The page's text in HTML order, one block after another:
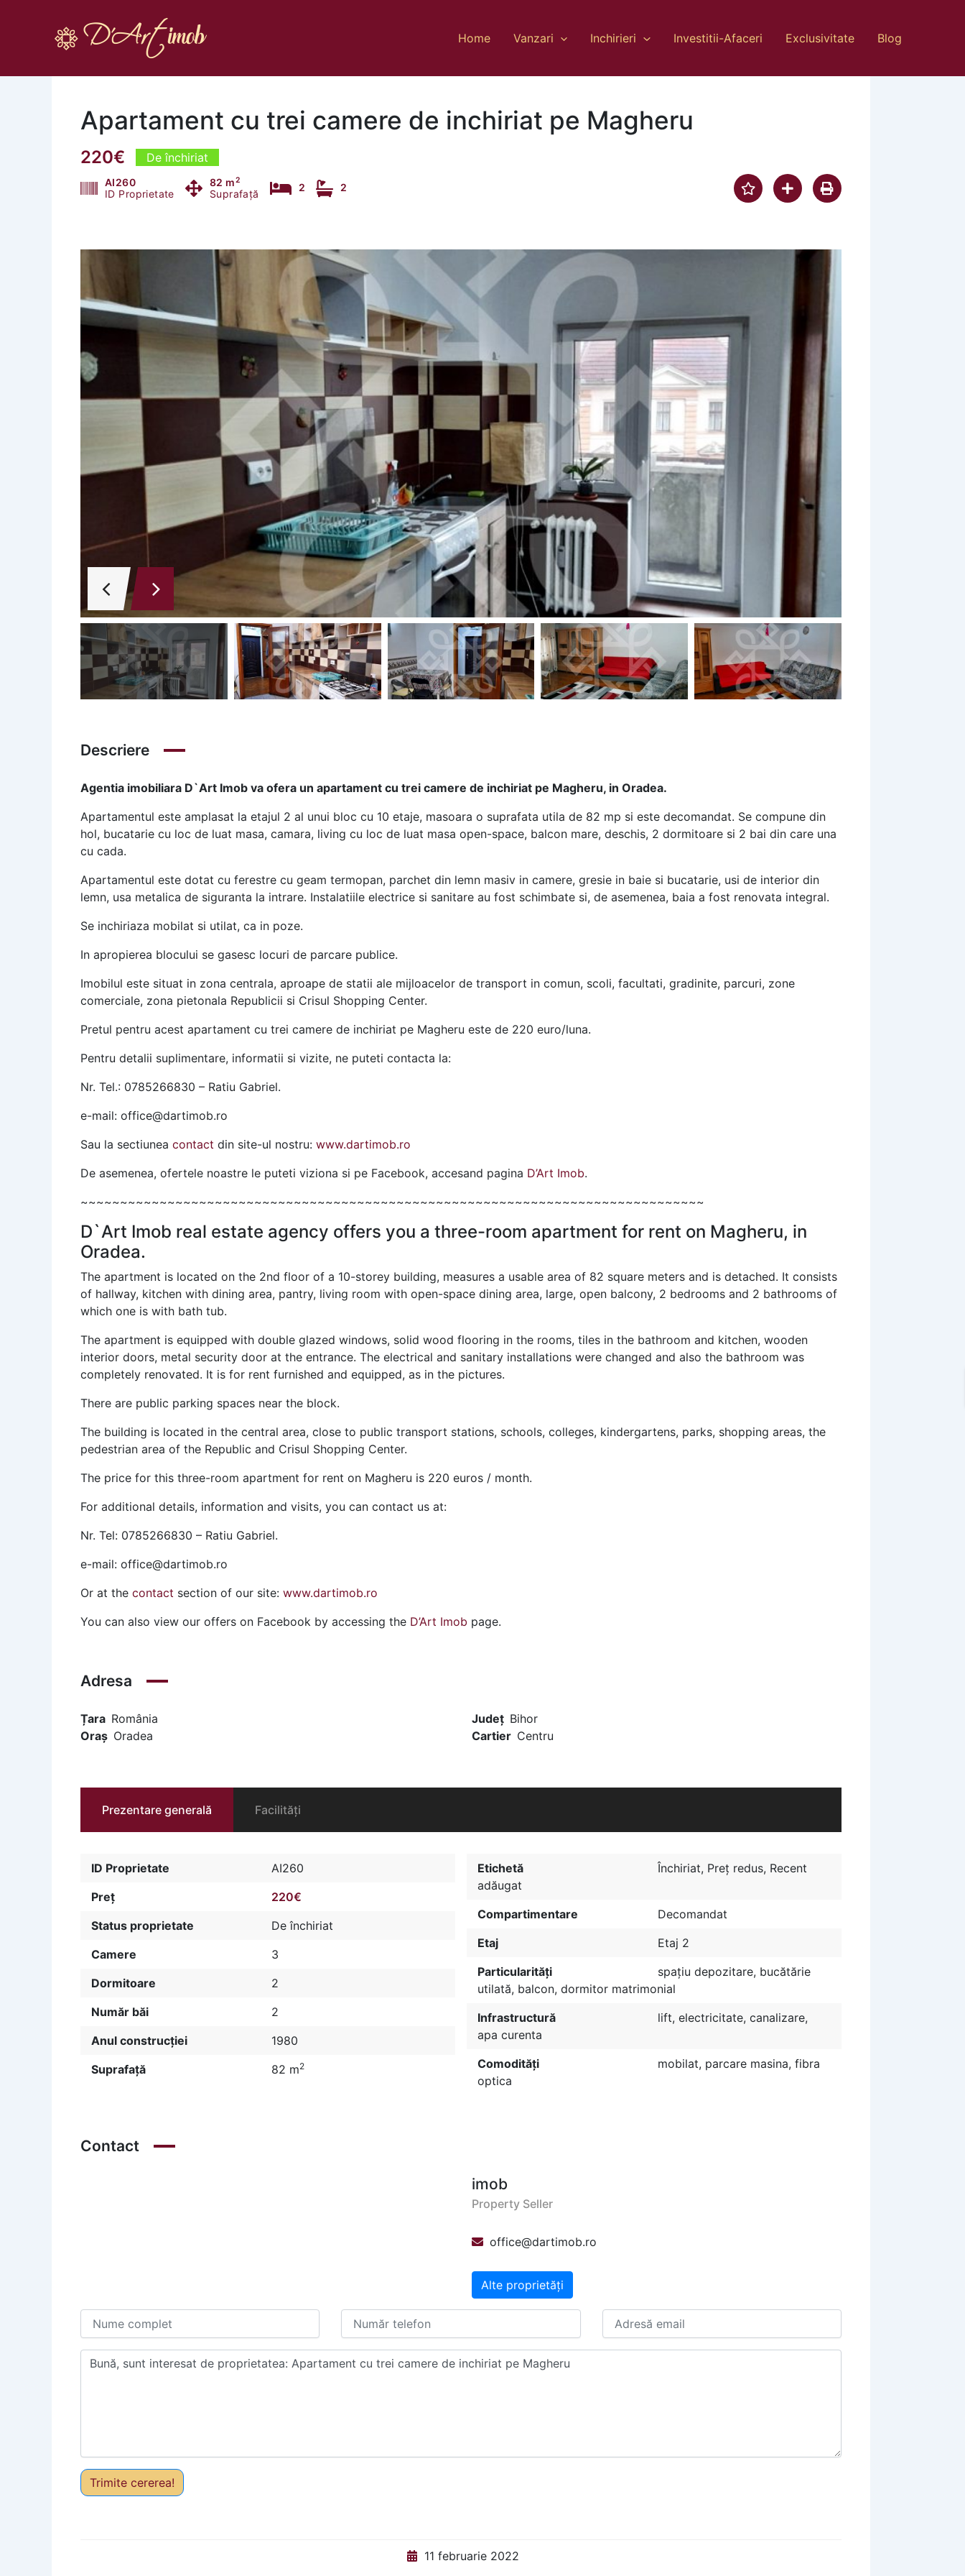
Home Vanzari Inchirieri Investitii-Afaceri Exclusivitate Blog
Apartament cu trei camere de inchiriat pe Magheru
220€ De închiriat
AI260
ID Proprietate
82 m2
Suprafață
2 2
Descriere
Agentia imobiliara D`Art Imob va ofera un apartament cu trei camere de inchiriat pe Magheru, in Oradea.
Apartamentul este amplasat la etajul 2 al unui bloc cu 10 etaje, masoara o suprafata utila de 82 mp si este decomandat. Se compune din
hol, bucatarie cu loc de luat masa, camara, living cu loc de luat masa open-space, balcon mare, deschis, 2 dormitoare si 2 bai din care una
cu cada.
Apartamentul este dotat cu ferestre cu geam termopan, parchet din lemn masiv in camere, gresie in baie si bucatarie, usi de interior din
lemn, usa metalica de siguranta la intrare. Instalatiile electrice si sanitare au fost schimbate si, de asemenea, baia a fost renovata integral.
Se inchiriaza mobilat si utilat, ca in poze.
In apropierea blocului se gasesc locuri de parcare publice.
Imobilul este situat in zona centrala, aproape de statii ale mijloacelor de transport in comun, scoli, facultati, gradinite, parcuri, zone
comerciale, zona pietonala Republicii si Crisul Shopping Center.
Pretul pentru acest apartament cu trei camere de inchiriat pe Magheru este de 220 euro/luna.
Pentru detalii suplimentare, informatii si vizite, ne puteti contacta la:
Nr. Tel.: 0785266830 – Ratiu Gabriel.
e-mail: office@dartimob.ro
Sau la sectiunea contact din site-ul nostru: www.dartimob.ro
De asemenea, ofertele noastre le puteti viziona si pe Facebook, accesand pagina D’Art Imob.
~~~~~~~~~~~~~~~~~~~~~~~~~~~~~~~~~~~~~~~~~~~~~~~~~~~~~~~~~~~~~~~~~~~~~~~~~~~~~~~
D`Art Imob real estate agency offers you a three-room apartment for rent on Magheru, in
Oradea.
The apartment is located on the 2nd floor of a 10-storey building, measures a usable area of ​​82 square meters and is detached. It consists
of hallway, kitchen with dining area, pantry, living room with open-space dining area, large, open balcony, 2 bedrooms and 2 bathrooms of
which one is with bath tub.
The apartment is equipped with double glazed windows, solid wood flooring in the rooms, tiles in the bathroom and kitchen, wooden
interior doors, metal security door at the entrance. The electrical and sanitary installations were changed and also the bathroom was
completely renovated. It is for rent furnished and equipped, as in the pictures.
There are public parking spaces near the block.
The building is located in the central area, close to public transport stations, schools, colleges, kindergartens, parks, shopping areas, the
pedestrian area of ​​the Republic and Crisul Shopping Center.
The price for this three-room apartment for rent on Magheru is 220 euros / month.
For additional details, information and visits, you can contact us at:
Nr. Tel: 0785266830 – Ratiu Gabriel.
e-mail: office@dartimob.ro
Or at the contact section of our site: www.dartimob.ro
You can also view our offers on Facebook by accessing the D’Art Imob page.
Adresa
Țara România Județ Bihor
Oraș Oradea Cartier Centru
Prezentare generală Facilități
ID Proprietate
AI260
Preț
220€
Status proprietate
De închiriat
Camere
3
Dormitoare
2
Număr băi
2
Anul construcției
1980
Suprafață
82 m2
Etichetă Închiriat, Preţ redus, Recent
adăugat
Compartimentare
Decomandat
Etaj
Etaj 2
Particularități
spațiu depozitare, bucătărie
utilată, balcon, dormitor matrimonial
Infrastructură
lift, electricitate, canalizare,
apa curenta
Comodități
mobilat, parcare masina, fibra
optica
Contact
imob
Property Seller
office@dartimob.ro
Alte proprietăți
Trimite cererea!
11 februarie 2022